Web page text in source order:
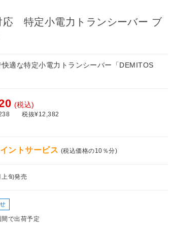
応 特定小電力トランシーバー ブ
適な特定小電力トランシーバー「DEMITOS
(税込)
税抜¥12,382
ントサービス (税込価格の10％分)
旬発売
で出荷予定